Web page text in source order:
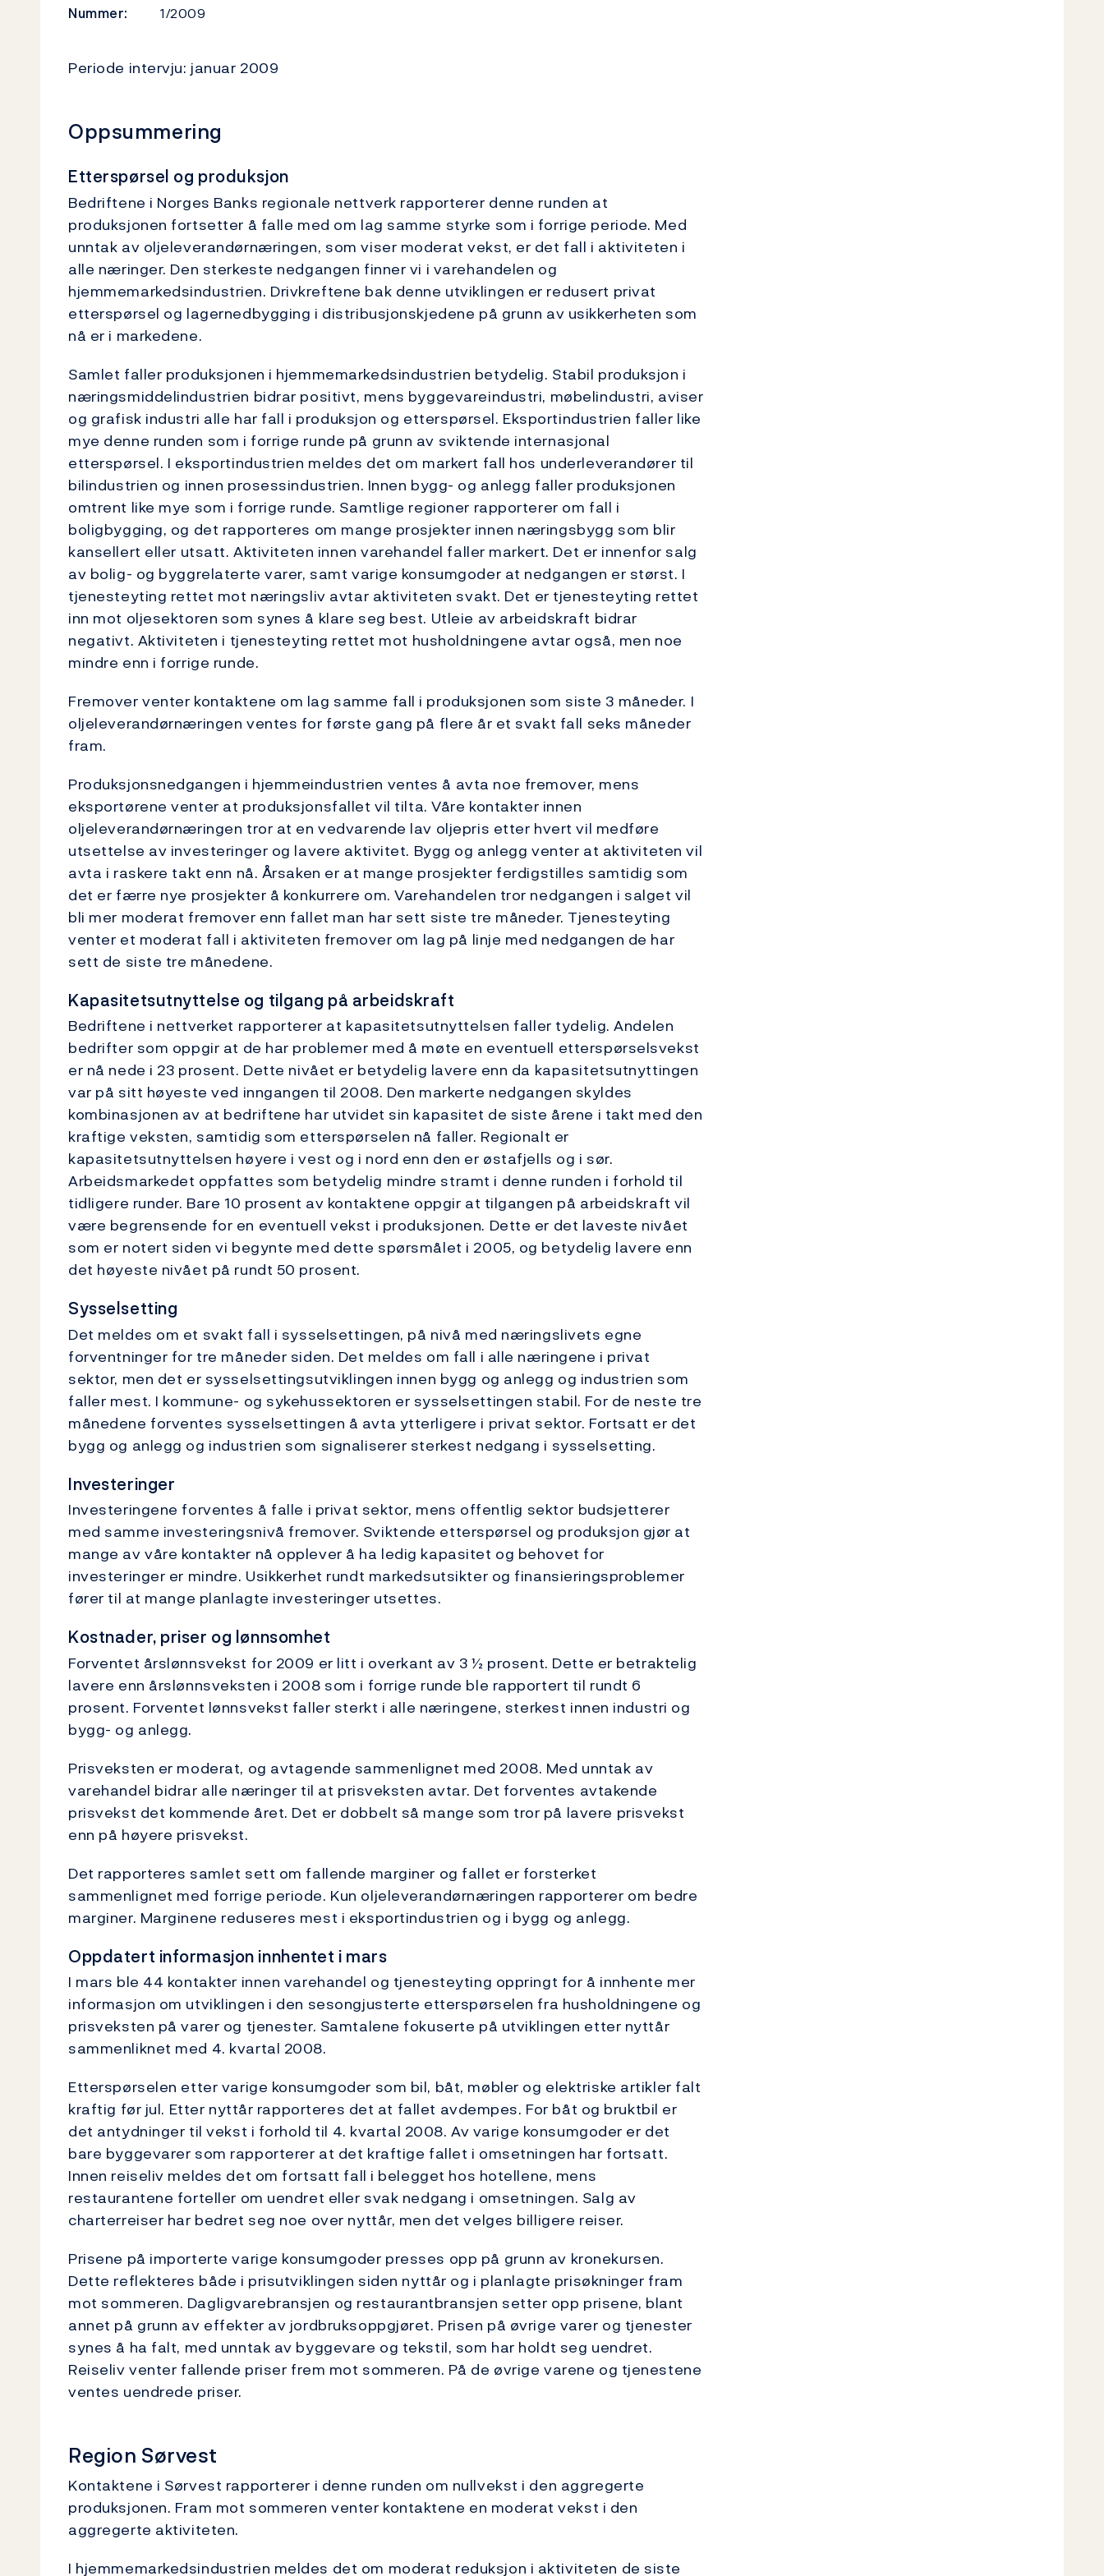
Nummer:
1/2009
Periode intervju: januar 2009
Oppsummering
Etterspørsel og produksjon
Bedriftene i Norges Banks regionale nettverk rapporterer denne runden at
produksjonen fortsetter å falle med om lag samme styrke som i forrige periode. Med
unntak av oljeleverandørnæringen, som viser moderat vekst, er det fall i aktiviteten i
alle næringer. Den sterkeste nedgangen finner vi i varehandelen og
hjemmemarkedsindustrien. Drivkreftene bak denne utviklingen er redusert privat
etterspørsel og lagernedbygging i distribusjonskjedene på grunn av usikkerheten som
nå er i markedene.
Samlet faller produksjonen i hjemmemarkedsindustrien betydelig. Stabil produksjon i
næringsmiddelindustrien bidrar positivt, mens byggevareindustri, møbelindustri, aviser
og grafisk industri alle har fall i produksjon og etterspørsel. Eksportindustrien faller like
mye denne runden som i forrige runde på grunn av sviktende internasjonal
etterspørsel. I eksportindustrien meldes det om markert fall hos underleverandører til
bilindustrien og innen prosessindustrien. Innen bygg- og anlegg faller produksjonen
omtrent like mye som i forrige runde. Samtlige regioner rapporterer om fall i
boligbygging, og det rapporteres om mange prosjekter innen næringsbygg som blir
kansellert eller utsatt. Aktiviteten innen varehandel faller markert. Det er innenfor salg
av bolig- og byggrelaterte varer, samt varige konsumgoder at nedgangen er størst. I
tjenesteyting rettet mot næringsliv avtar aktiviteten svakt. Det er tjenesteyting rettet
inn mot oljesektoren som synes å klare seg best. Utleie av arbeidskraft bidrar
negativt. Aktiviteten i tjenesteyting rettet mot husholdningene avtar også, men noe
mindre enn i forrige runde.
Fremover venter kontaktene om lag samme fall i produksjonen som siste 3 måneder. I
oljeleverandørnæringen ventes for første gang på flere år et svakt fall seks måneder
fram.
Produksjonsnedgangen i hjemmeindustrien ventes å avta noe fremover, mens
eksportørene venter at produksjonsfallet vil tilta. Våre kontakter innen
oljeleverandørnæringen tror at en vedvarende lav oljepris etter hvert vil medføre
utsettelse av investeringer og lavere aktivitet. Bygg og anlegg venter at aktiviteten vil
avta i raskere takt enn nå. Årsaken er at mange prosjekter ferdigstilles samtidig som
det er færre nye prosjekter å konkurrere om. Varehandelen tror nedgangen i salget vil
bli mer moderat fremover enn fallet man har sett siste tre måneder. Tjenesteyting
venter et moderat fall i aktiviteten fremover om lag på linje med nedgangen de har
sett de siste tre månedene.
Kapasitetsutnyttelse og tilgang på arbeidskraft
Bedriftene i nettverket rapporterer at kapasitetsutnyttelsen faller tydelig. Andelen
bedrifter som oppgir at de har problemer med å møte en eventuell etterspørselsvekst
er nå nede i 23 prosent. Dette nivået er betydelig lavere enn da kapasitetsutnyttingen
var på sitt høyeste ved inngangen til 2008. Den markerte nedgangen skyldes
kombinasjonen av at bedriftene har utvidet sin kapasitet de siste årene i takt med den
kraftige veksten, samtidig som etterspørselen nå faller. Regionalt er
kapasitetsutnyttelsen høyere i vest og i nord enn den er østafjells og i sør.
Arbeidsmarkedet oppfattes som betydelig mindre stramt i denne runden i forhold til
tidligere runder. Bare 10 prosent av kontaktene oppgir at tilgangen på arbeidskraft vil
være begrensende for en eventuell vekst i produksjonen. Dette er det laveste nivået
som er notert siden vi begynte med dette spørsmålet i 2005, og betydelig lavere enn
det høyeste nivået på rundt 50 prosent.
Sysselsetting
Det meldes om et svakt fall i sysselsettingen, på nivå med næringslivets egne
forventninger for tre måneder siden. Det meldes om fall i alle næringene i privat
sektor, men det er sysselsettingsutviklingen innen bygg og anlegg og industrien som
faller mest. I kommune- og sykehussektoren er sysselsettingen stabil. For de neste tre
månedene forventes sysselsettingen å avta ytterligere i privat sektor. Fortsatt er det
bygg og anlegg og industrien som signaliserer sterkest nedgang i sysselsetting.
Investeringer
Investeringene forventes å falle i privat sektor, mens offentlig sektor budsjetterer
med samme investeringsnivå fremover. Sviktende etterspørsel og produksjon gjør at
mange av våre kontakter nå opplever å ha ledig kapasitet og behovet for
investeringer er mindre. Usikkerhet rundt markedsutsikter og finansieringsproblemer
fører til at mange planlagte investeringer utsettes.
Kostnader, priser og lønnsomhet
Forventet årslønnsvekst for 2009 er litt i overkant av 3 ½ prosent. Dette er betraktelig
lavere enn årslønnsveksten i 2008 som i forrige runde ble rapportert til rundt 6
prosent. Forventet lønnsvekst faller sterkt i alle næringene, sterkest innen industri og
bygg- og anlegg.
Prisveksten er moderat, og avtagende sammenlignet med 2008. Med unntak av
varehandel bidrar alle næringer til at prisveksten avtar. Det forventes avtakende
prisvekst det kommende året. Det er dobbelt så mange som tror på lavere prisvekst
enn på høyere prisvekst.
Det rapporteres samlet sett om fallende marginer og fallet er forsterket
sammenlignet med forrige periode. Kun oljeleverandørnæringen rapporterer om bedre
marginer. Marginene reduseres mest i eksportindustrien og i bygg og anlegg.
Oppdatert informasjon innhentet i mars
I mars ble 44 kontakter innen varehandel og tjenesteyting oppringt for å innhente mer
informasjon om utviklingen i den sesongjusterte etterspørselen fra husholdningene og
prisveksten på varer og tjenester. Samtalene fokuserte på utviklingen etter nyttår
sammenliknet med 4. kvartal 2008.
Etterspørselen etter varige konsumgoder som bil, båt, møbler og elektriske artikler falt
kraftig før jul. Etter nyttår rapporteres det at fallet avdempes. For båt og bruktbil er
det antydninger til vekst i forhold til 4. kvartal 2008. Av varige konsumgoder er det
bare byggevarer som rapporterer at det kraftige fallet i omsetningen har fortsatt.
Innen reiseliv meldes det om fortsatt fall i belegget hos hotellene, mens
restaurantene forteller om uendret eller svak nedgang i omsetningen. Salg av
charterreiser har bedret seg noe over nyttår, men det velges billigere reiser.
Prisene på importerte varige konsumgoder presses opp på grunn av kronekursen.
Dette reflekteres både i prisutviklingen siden nyttår og i planlagte prisøkninger fram
mot sommeren. Dagligvarebransjen og restaurantbransjen setter opp prisene, blant
annet på grunn av effekter av jordbruksoppgjøret. Prisen på øvrige varer og tjenester
synes å ha falt, med unntak av byggevare og tekstil, som har holdt seg uendret.
Reiseliv venter fallende priser frem mot sommeren. På de øvrige varene og tjenestene
ventes uendrede priser.
Region Sørvest
Kontaktene i Sørvest rapporterer i denne runden om nullvekst i den aggregerte
produksjonen. Fram mot sommeren venter kontaktene en moderat vekst i den
aggregerte aktiviteten.
I hjemmemarkedsindustrien meldes det om moderat reduksjon i aktiviteten de siste